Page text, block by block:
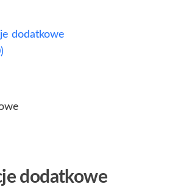
dodatkowe
dodatkowe